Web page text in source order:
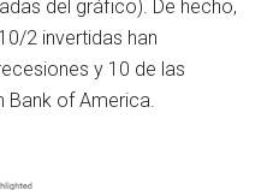
del gráfico). De hecho,
2 invertidas han
y 10 de las
Bank of America.